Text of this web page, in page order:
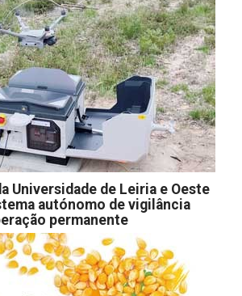
Universidade de Leiria e Oeste
autónomo de vigilância
permanente